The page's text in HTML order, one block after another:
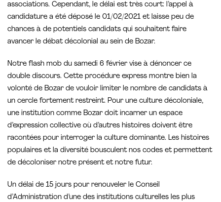
associations. Cependant, le délai est très court: l’appel à
candidature a été déposé le 01/02/2021 et laisse peu de
chances à de potentiels candidats qui souhaitent faire
avancer le débat décolonial au sein de Bozar.
Notre flash mob du samedi 6 février vise à dénoncer ce
double discours. Cette procédure express montre bien la
volonté de Bozar de vouloir limiter le nombre de candidats à
un cercle fortement restreint. Pour une culture décoloniale,
une institution comme Bozar doit incarner un espace
d’expression collective où d’autres histoires doivent être
racontées pour interroger la culture dominante. Les histoires
populaires et la diversité bousculent nos codes et permettent
de décoloniser notre présent et notre futur.
Un délai de 15 jours pour renouveler le Conseil
d’Administration d’une des institutions culturelles les plus